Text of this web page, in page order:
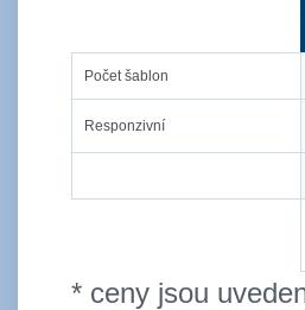
Počet šablon
Responzivní
* ceny jsou